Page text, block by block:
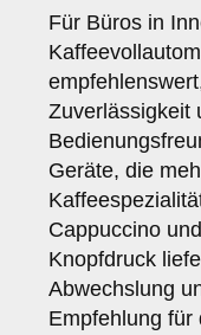
Für Büros in
Zuverlässigkeit
Geräte, die
Cappuccino
Knopfdruck
Abwechslung
Empfehlung für